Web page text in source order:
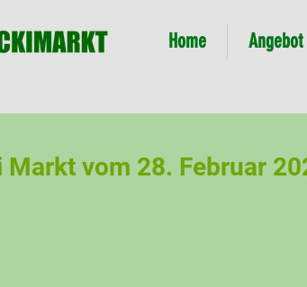
Home Angebot
Markt vom 28. Februar